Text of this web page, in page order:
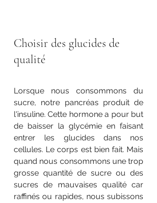
Choisir des glucides de
qualité
Lorsque nous consommons du
sucre, notre pancréas produit de
l'insuline. Cette hormone a pour but
de baisser la glycémie en faisant
entrer les glucides dans nos
cellules. Le corps est bien fait. Mais
quand nous consommons une trop
grosse quantité de sucre ou des
sucres de mauvaises qualité car
raffinés ou rapides, nous subissons